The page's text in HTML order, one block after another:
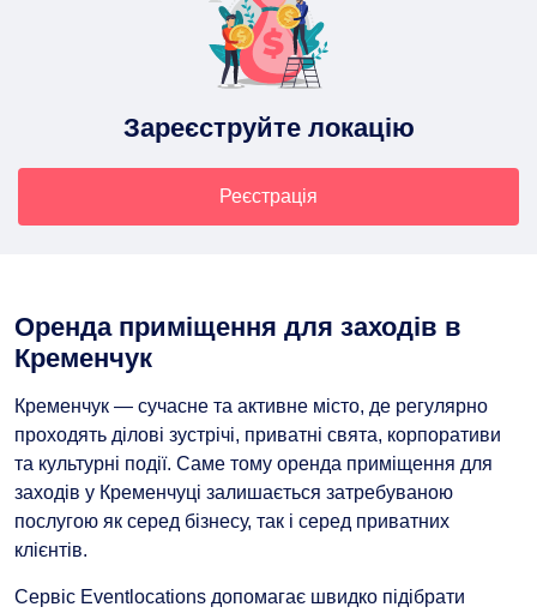
Зареєструйте локацію
Реєстрація
Оренда приміщення для заходів в
Кременчук
Кременчук — сучасне та активне місто, де регулярно
проходять ділові зустрічі, приватні свята, корпоративи
та культурні події. Саме тому оренда приміщення для
заходів у Кременчуці залишається затребуваною
послугою як серед бізнесу, так і серед приватних
клієнтів.
Сервіс Eventlocations допомагає швидко підібрати